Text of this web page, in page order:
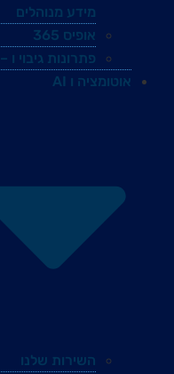
מידע מנוהלים
אופיס 365
פתרונות גיבוי ו – DR
אוטומציה ו AI
השירות שלנו